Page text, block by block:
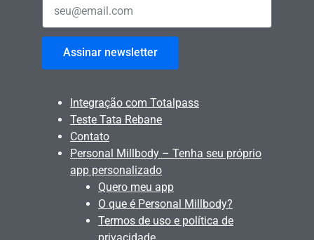
Assinar newsletter
Integração com Totalpass
Teste Tata Rebane
Contato
Personal Millbody – Tenha seu próprio
app personalizado
Quero meu app
O que é Personal Millbody?
Termos de uso e política de